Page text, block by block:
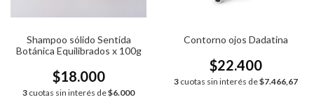
Shampoo sólido Sentida
Botánica Equilibrados x 100g
$18.000
3 cuotas sin interés de$6.000
Contorno ojos Dadatina
$22.400
3 cuotas sin interés de$7.466,67